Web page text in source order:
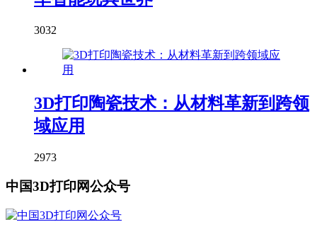
3032
3D打印陶瓷技术：从材料革新到跨领
域应用
2973
中国3D打印网公众号